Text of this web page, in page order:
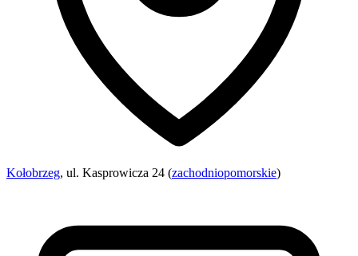
Kołobrzeg, ul. Kasprowicza 24 (zachodniopomorskie)